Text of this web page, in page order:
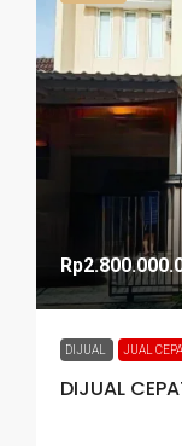
DIJUAL JUAL
DIJUAL